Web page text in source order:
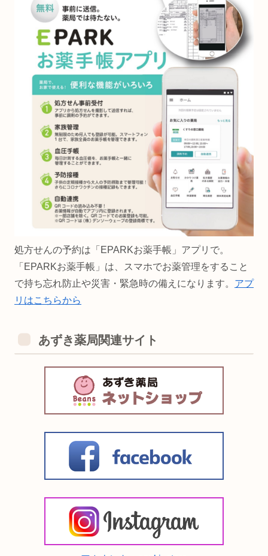
処方せんの予約は「EPARKお薬手帳」アプリで。
「EPARKお薬手帳」は、スマホでお薬管理をすること
で持ち忘れ防止や災害・緊急時の備えになります。 アプ
リはこちらから
あずき薬局関連サイト